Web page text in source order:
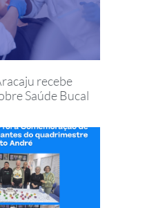
recebe
Saúde Bucal